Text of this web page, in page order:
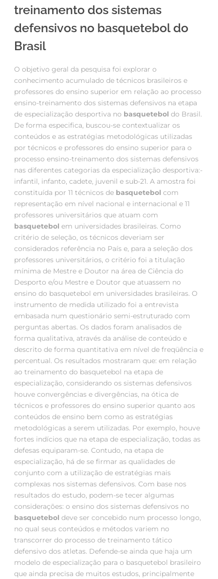
treinamento dos sistemas
defensivos no basquetebol do
Brasil
O objetivo geral da pesquisa foi explorar o
conhecimento acumulado de técnicos brasileiros e
professores do ensino superior em relação ao processo
ensino-treinamento dos sistemas defensivos na etapa
de especialização desportiva no basquetebol do Brasil.
De forma especifica, buscou-se contextualizar os
conteúdos e as estratégias metodológicas utilizadas
por técnicos e professores do ensino superior para o
processo ensino-treinamento dos sistemas defensivos
nas diferentes categorias da especialização desportiva:-
infantil, infanto, cadete, juvenil e sub-21. A amostra foi
constituída por 11 técnicos de basquetebol com
representação em nível nacional e internacional e 11
professores universitários que atuam com
basquetebol em universidades brasileiras. Como
critério de seleção, os técnicos deveriam ser
considerados referência no País e, para a seleção dos
professores universitários, o critério foi a titulação
mínima de Mestre e Doutor na área de Ciência do
Desporto e/ou Mestre e Doutor que atuassem no
ensino do basquetebol em universidades brasileiras. O
instrumento de medida utilizado foi a entrevista
embasada num questionário semi-estruturado com
perguntas abertas. Os dados foram analisados de
forma qualitativa, através da análise de conteúdo e
descrito de forma quantitativa em nível de freqüência e
percentual. Os resultados mostraram que: em relação
ao treinamento do basquetebol na etapa de
especialização, considerando os sistemas defensivos
houve convergências e divergências, na ótica de
técnicos e professores do ensino superior quanto aos
conteúdos de ensino bem como as estratégias
metodológicas a serem utilizadas. Por exemplo, houve
fortes indícios que na etapa de especialização, todas as
defesas equiparam-se. Contudo, na etapa de
especialização, há de se firmar as qualidades de
conjunto com a utilização de estratégias mais
complexas nos sistemas defensivos. Com base nos
resultados do estudo, podem-se tecer algumas
considerações: o ensino dos sistemas defensivos no
basquetebol deve ser concebido num processo longo,
no qual seus conteúdos e métodos variem no
transcorrer do processo de treinamento tático
defensivo dos atletas. Defende-se ainda que haja um
modelo de especialização para o basquetebol brasileiro
que ainda precisa de muitos estudos, principalmente